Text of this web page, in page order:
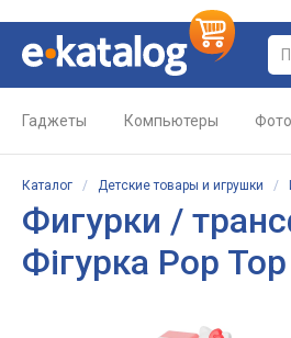
Гаджеты Компьютеры Фото
Каталог / Детские товары и игрушки /
Фигурки /
Фігурка Pop